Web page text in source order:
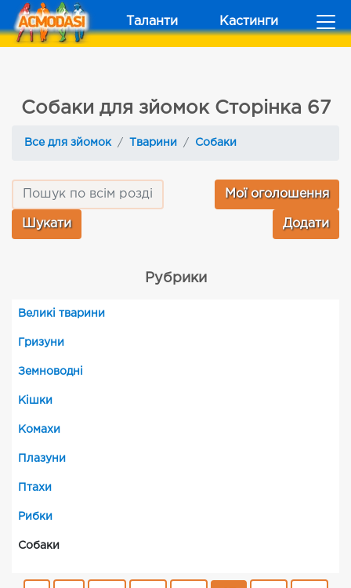
Таланти Кастинги
Собаки для зйомок Сторінка 67
Все для зйомок Тварини Собаки
Мої оголошення
Додати
Рубрики
Великі тварини
Гризуни
Земноводні
Кішки
Комахи
Плазуни
Птахи
Рибки
Собаки